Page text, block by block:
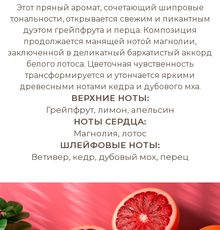
Этот пряный аромат, сочетающий шипровые
тональности, открывается свежим и пикантным
дуэтом грейпфрута и перца. Композиция
продолжается манящей нотой магнолии,
заключенной в деликатный бархатистый аккорд
белого лотоса. Цветочная чувственность
трансформируется и утончается яркими
древесными нотами кедра и дубового мха.
ВЕРХНИЕ НОТЫ:
Грейпфрут, лимон, апельсин
НОТЫ СЕРДЦА:
Магнолия, лотос
ШЛЕЙФОВЫЕ НОТЫ:
Ветивер, кедр, дубовый мох, перец